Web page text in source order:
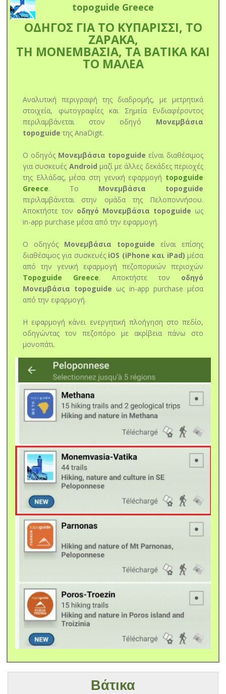
topoguide Greece
ΟΔΗΓΟΣ ΓΙΑ ΤΟ ΚΥΠΑΡΙΣΣΙ, ΤΟ
ΖΑΡΑΚΑ,
ΤΗ ΜΟΝΕΜΒΑΣΙΑ, ΤΑ ΒΑΤΙΚΑ ΚΑΙ
ΤΟ ΜΑΛΕΑ
Αναλυτική περιγραφή της διαδρομής, με μετρητικά
στοιχεία, φωτογραφίες και Σημεία Ενδιαφέροντος
περιλαμβάνεται στον οδηγό Μονεμβάσια
topoguide της AnaDigit.
Ο οδηγός Μονεμβάσια topoguide είναι διαθέσιμος
για συσκευές Android μαζί με άλλες δεκάδες περιοχές
της Ελλάδας, μέσα στη γενική εφαρμογή topoguide
Greece. Το Μονεμβάσια topoguide
περιλαμβάνεται στην ομάδα της Πελοποννήσου.
Αποκτήστε τον οδηγό Μονεμβάσια topoguide ως
in-app purchase μέσα από την εφαρμογή.
Ο οδηγός Μονεμβάσια topoguide είναι επίσης
διαθέσιμος για συσκευές iOS (iPhone και iPad) μέσα
από την γενική εφαρμογή πεζοπορικών περιοχών
Topoguide Greece. Αποκτήστε τον οδηγό
Μονεμβάσια topoguide ως in-app purchase μέσα
από την εφαρμογή.
Η εφαρμογή κάνει ενεργητική πλοήγηση στο πεδίο,
οδηγώντας τον πεζοπόρο με ακρίβεια πάνω στο
μονοπάτι.
Βάτικα